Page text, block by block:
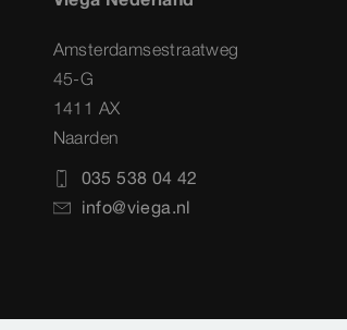
Amsterdamsestraatweg
45-G
1411 AX
Naarden
035 538 04 42
info@viega.nl